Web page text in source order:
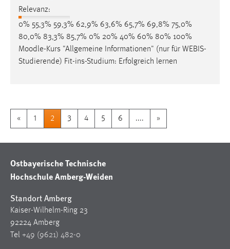
Relevanz:
0% 55,3% 59,3% 62,9% 63,6% 65,7% 69,8% 75,0%
80,0% 83,3% 85,7% 0% 20% 40% 60% 80% 100%
Moodle-Kurs "Allgemeine Informationen" (nur für WEBIS-
Studierende) Fit-ins-Studium: Erfolgreich lernen
« 1 2 3 4 5 6 .... »
Ostbayerische Technische
Hochschule Amberg-Weiden
Standort Amberg
Kaiser-Wilhelm-Ring 23
92224 Amberg
Tel +49 (9621) 482-0